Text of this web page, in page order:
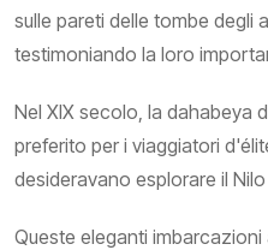
sulle pareti delle tombe degli
testimoniando la loro
Nel XIX secolo, la dahabeya
preferito per i viaggiatori
desideravano esplorare il
Queste eleganti